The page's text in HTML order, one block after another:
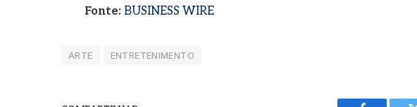
Fonte: BUSINESS WIRE
ARTE ENTRETENIMENTO